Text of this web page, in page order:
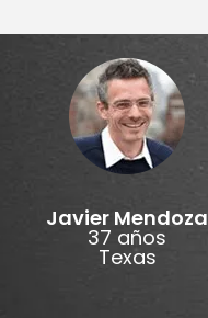
Javier Mendoza
37 años
Texas